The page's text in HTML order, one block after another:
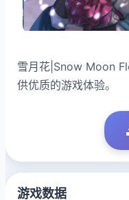
雪月花|Snow Moon
供优质的游戏体验。
游戏数据